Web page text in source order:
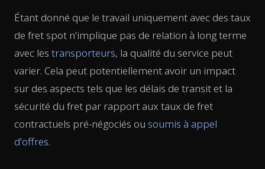
Étant donné que le travail uniquement avec des taux
de fret spot n'implique pas de relation à long terme
avec les transporteurs, la qualité du service peut
varier. Cela peut potentiellement avoir un impact
sur des aspects tels que les délais de transit et la
sécurité du fret par rapport aux taux de fret
contractuels pré-négociés ou soumis à appel
d'offres.